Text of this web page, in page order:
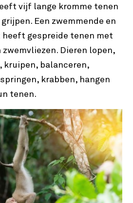
vijf lange kromme tenen
Een zwemmende en
heeft gespreide tenen met
Dieren lopen,
kruipen, balanceren,
krabben, hangen
tenen.